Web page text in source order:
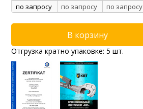
по запросу
по запросу по запросу
Отгрузка кратно упаковке: 5 шт.